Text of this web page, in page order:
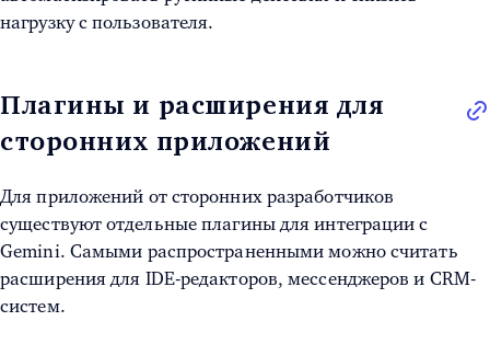
нагрузку с пользователя.
Плагины и расширения для
сторонних приложений
Для приложений от сторонних разработчиков
существуют отдельные плагины для интеграции с
Gemini. Самыми распространенными можно считать
расширения для IDE-редакторов, мессенджеров и CRM-
систем.